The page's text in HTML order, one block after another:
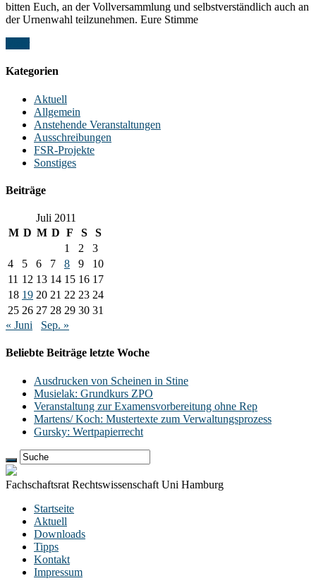
bitten Euch, an der Vollversammlung und selbstverständlich auch an
der Urnenwahl teilzunehmen. Eure Stimme
Kategorien
Aktuell
Allgemein
Anstehende Veranstaltungen
Ausschreibungen
FSR-Projekte
Sonstiges
Beiträge
Juli 2011
M D M D F S
S
1
2
3
4
5 6 7 8 9
10
11 12 13 14 15 16 17
18 19 20 21 22 23 24
25 26 27 28 29 30 31
« Juni
Sep. »
Beliebte Beiträge letzte Woche
Ausdrucken von Scheinen in Stine
Musielak: Grundkurs ZPO
Veranstaltung zur Examensvorbereitung ohne Rep
Martens/ Koch: Mustertexte zum Verwaltungsprozess
Gursky: Wertpapierrecht
Fachschaftsrat Rechtswissenschaft Uni Hamburg
Startseite
Aktuell
Downloads
Tipps
Kontakt
Impressum